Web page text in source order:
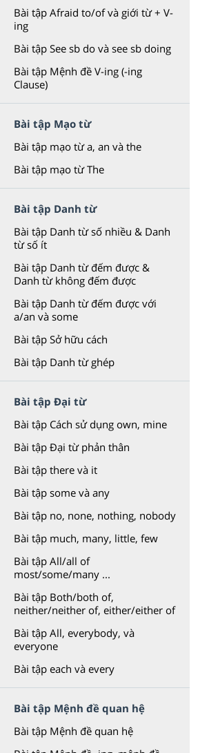
Bài tập Afraid to/of và giới từ + V-
ing
Bài tập See sb do và see sb doing
Bài tập Mệnh đề V-ing (-ing
Clause)
Bài tập Mạo từ
Bài tập mạo từ a, an và the
Bài tập mạo từ The
Bài tập Danh từ
Bài tập Danh từ số nhiều & Danh
từ số ít
Bài tập Danh từ đếm được &
Danh từ không đếm được
Bài tập Danh từ đếm được với
a/an và some
Bài tập Sở hữu cách
Bài tập Danh từ ghép
Bài tập Đại từ
Bài tập Cách sử dụng own, mine
Bài tập Đại từ phản thân
Bài tập there và it
Bài tập some và any
Bài tập no, none, nothing, nobody
Bài tập much, many, little, few
Bài tập All/all of
most/some/many ...
Bài tập Both/both of,
neither/neither of, either/either of
Bài tập All, everybody, và
everyone
Bài tập each và every
Bài tập Mệnh đề quan hệ
Bài tập Mệnh đề quan hệ